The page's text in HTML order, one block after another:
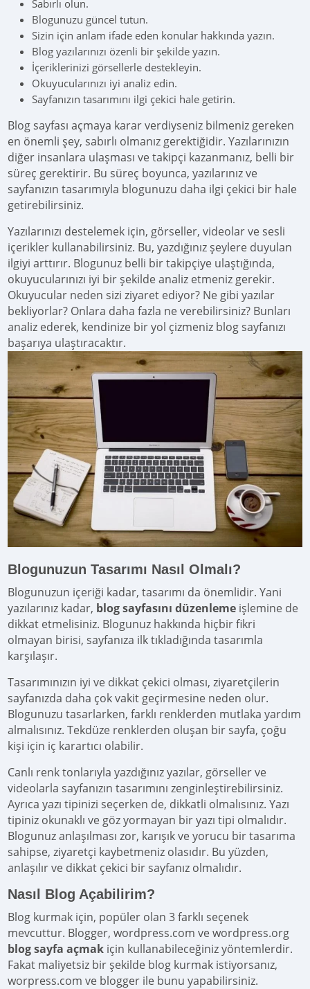
Sabırlı olun.
Blogunuzu güncel tutun.
Sizin için anlam ifade eden konular hakkında yazın.
Blog yazılarınızı özenli bir şekilde yazın.
İçeriklerinizi görsellerle destekleyin.
Okuyucularınızı iyi analiz edin.
Sayfanızın tasarımını ilgi çekici hale getirin.
Blog sayfası açmaya karar verdiyseniz bilmeniz gereken
en önemli şey, sabırlı olmanız gerektiğidir. Yazılarınızın
diğer insanlara ulaşması ve takipçi kazanmanız, belli bir
süreç gerektirir. Bu süreç boyunca, yazılarınız ve
sayfanızın tasarımıyla blogunuzu daha ilgi çekici bir hale
getirebilirsiniz.
Yazılarınızı destelemek için, görseller, videolar ve sesli
içerikler kullanabilirsiniz. Bu, yazdığınız şeylere duyulan
ilgiyi arttırır. Blogunuz belli bir takipçiye ulaştığında,
okuyucularınızı iyi bir şekilde analiz etmeniz gerekir.
Okuyucular neden sizi ziyaret ediyor? Ne gibi yazılar
bekliyorlar? Onlara daha fazla ne verebilirsiniz? Bunları
analiz ederek, kendinize bir yol çizmeniz blog sayfanızı
başarıya ulaştıracaktır.
Blogunuzun Tasarımı Nasıl Olmalı?
Blogunuzun içeriği kadar, tasarımı da önemlidir. Yani
yazılarınız kadar, blog sayfasını düzenleme işlemine de
dikkat etmelisiniz. Blogunuz hakkında hiçbir fikri
olmayan birisi, sayfanıza ilk tıkladığında tasarımla
karşılaşır.
Tasarımınızın iyi ve dikkat çekici olması, ziyaretçilerin
sayfanızda daha çok vakit geçirmesine neden olur.
Blogunuzu tasarlarken, farklı renklerden mutlaka yardım
almalısınız. Tekdüze renklerden oluşan bir sayfa, çoğu
kişi için iç karartıcı olabilir.
Canlı renk tonlarıyla yazdığınız yazılar, görseller ve
videolarla sayfanızın tasarımını zenginleştirebilirsiniz.
Ayrıca yazı tipinizi seçerken de, dikkatli olmalısınız. Yazı
tipiniz okunaklı ve göz yormayan bir yazı tipi olmalıdır.
Blogunuz anlaşılması zor, karışık ve yorucu bir tasarıma
sahipse, ziyaretçi kaybetmeniz olasıdır. Bu yüzden,
anlaşılır ve dikkat çekici bir sayfanız olmalıdır.
Nasıl Blog Açabilirim?
Blog kurmak için, popüler olan 3 farklı seçenek
mevcuttur. Blogger, wordpress.com ve wordpress.org
blog sayfa açmak için kullanabileceğiniz yöntemlerdir.
Fakat maliyetsiz bir şekilde blog kurmak istiyorsanız,
worpress.com ve blogger ile bunu yapabilirsiniz.